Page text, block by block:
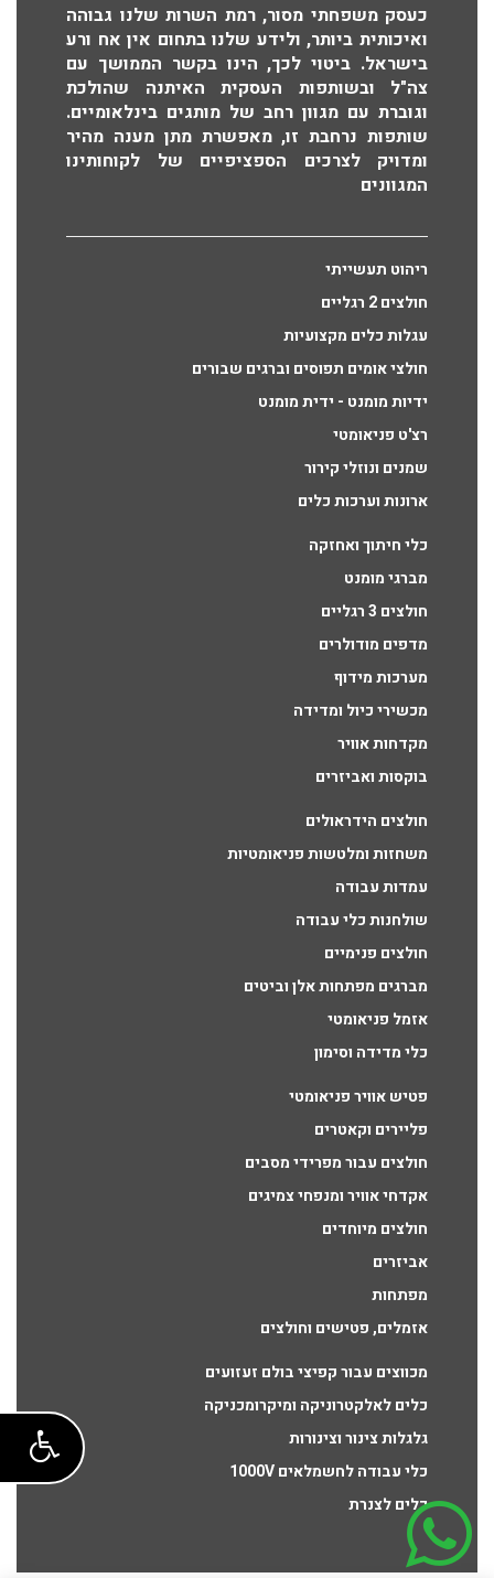
כעסק משפחתי מסור, רמת השרות שלנו גבוהה
ואיכותית ביותר, ולידע שלנו בתחום אין אח ורע
בישראל. ביטוי לכך, הינו בקשר הממושך עם
צה"ל ובשותפות העסקית האיתנה שהולכת
וגוברת עם מגוון רחב של מותגים בינלאומיים.
שותפות נרחבת זו, מאפשרת מתן מענה מהיר
ומדויק לצרכים הספציפיים של לקוחותינו
המגוונים
ריהוט תעשייתי
חולצים 2 רגליים
עגלות כלים מקצועיות
חולצי אומים תפוסים וברגים שבורים
ידיות מומנט - ידית מומנט
רצ'ט פניאומטי
שמנים ונוזלי קירור
ארונות וערכות כלים
כלי חיתוך ואחזקה
מברגי מומנט
חולצים 3 רגליים
מדפים מודולרים
מערכות מידוף
מכשירי כיול ומדידה
מקדחות אוויר
בוקסות ואביזרים
חולצים הידראולים
משחזות ומלטשות פניאומטיות
עמדות עבודה
שולחנות כלי עבודה
חולצים פנימיים
מברגים מפתחות אלן וביטים
אזמל פניאומטי
כלי מדידה וסימון
פטיש אוויר פניאומטי
פליירים וקאטרים
חולצים עבור מפרידי מסבים
אקדחי אוויר ומנפחי צמיגים
חולצים מיוחדים
אביזרים
מפתחות
אזמלים, פטישים וחולצים
מכווצים עבור קפיצי בולם זעזועים
כלים לאלקטרוניקה ומיקרומכניקה
גלגלות צינור וצינורות
כלי עבודה לחשמלאים 1000V
כלים לצנרת